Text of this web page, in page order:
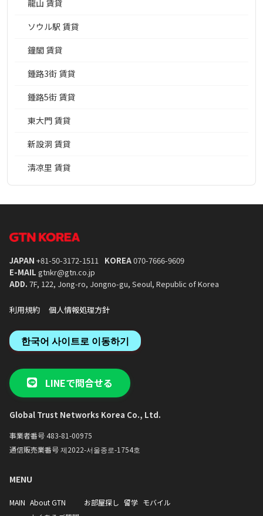
龍山 賃貸
ソウル駅 賃貸
鐘閣 賃貸
鍾路3街 賃貸
鍾路5街 賃貸
東大門 賃貸
新設洞 賃貸
淸凉里 賃貸
JAPAN +81-50-3172-1511 KOREA070-7666-9609
E-MAIL gtnkr@gtn.co.jp
ADD. 7F, 122, Jong-ro, Jongno-gu, Seoul, Republic of Korea
利用規約 個人情報処理方針
한국어 사이트로 이동하기
LINEで問合せる
Global Trust Networks Korea Co., Ltd.
事業者番号 483-81-00975
通信販売業番号 제2022-서울종로-1754호
MENU
MAIN About GTN
お部屋探し 留学 モバイル